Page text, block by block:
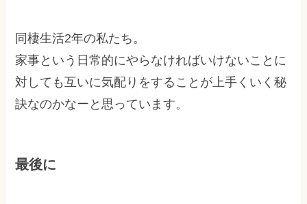
同棲生活2年の私たち。
家事という日常的にやらなければいけないことに
対しても互いに気配りをすることが上手くいく秘
訣なのかなーと思っています。
最後に